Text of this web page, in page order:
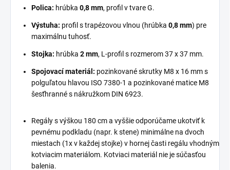
Polica: hrúbka 0,8 mm, profil v tvare G.
Výstuha: profil s trapézovou vlnou (hrúbka 0,8 mm) pre
maximálnu tuhosť.
Stojka: hrúbka 2 mm, L-profil s rozmerom 37 x 37 mm.
Spojovací materiál: pozinkované skrutky M8 x 16 mm s
polguľatou hlavou ISO 7380-1 a pozinkované matice M8
šesťhranné s nákružkom DIN 6923.
Regály s výškou 180 cm a vyššie odporúčame ukotviť k
pevnému podkladu (napr. k stene) minimálne na dvoch
miestach (1x v každej stojke) v hornej časti regálu vhodným
kotviacim materiálom. Kotviaci materiál nie je súčasťou
balenia.